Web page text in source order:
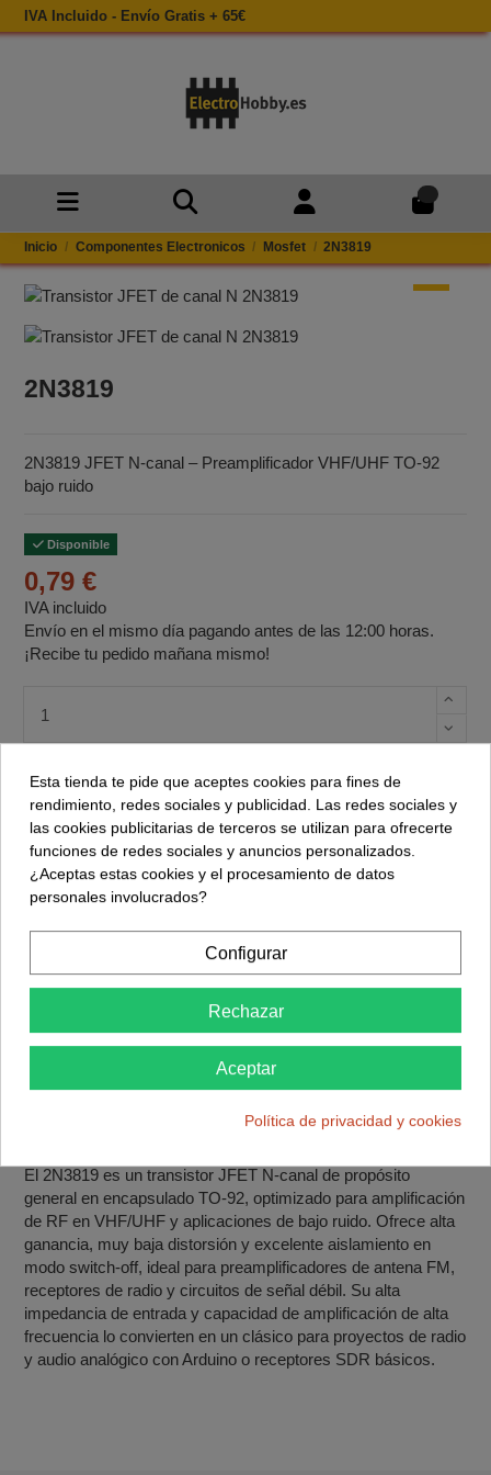
IVA Incluido - Envío Gratis + 65€
Inicio Componentes Electronicos Mosfet 2N3819
2N3819
2N3819 JFET N‑canal – Preamplificador VHF/UHF TO‑92
bajo ruido
Disponible
0,79 €
IVA incluido
Envío en el mismo día pagando antes de las 12:00 horas.
¡Recibe tu pedido mañana mismo!
Comprar
Descripción
Detalles del producto
2N3819 – JFET N‑canal TO‑92 para VHF/UHF y
El 2N3819 es un transistor JFET N‑canal de propósito
general en encapsulado TO‑92, optimizado para amplificación
de RF en VHF/UHF y aplicaciones de bajo ruido. Ofrece alta
ganancia, muy baja distorsión y excelente aislamiento en
modo switch-off, ideal para preamplificadores de antena FM,
receptores de radio y circuitos de señal débil. Su alta
impedancia de entrada y capacidad de amplificación de alta
frecuencia lo convierten en un clásico para proyectos de radio
y audio analógico con Arduino o receptores SDR básicos.
Esta tienda te pide que aceptes cookies para fines de
rendimiento, redes sociales y publicidad. Las redes sociales y
las cookies publicitarias de terceros se utilizan para ofrecerte
funciones de redes sociales y anuncios personalizados.
¿Aceptas estas cookies y el procesamiento de datos
personales involucrados?
Configurar
Rechazar
Aceptar
Política de privacidad y cookies